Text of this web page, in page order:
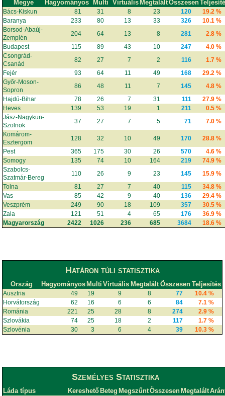
Megye Hagyományos Multi Virtuális MegtaláltÖsszesen
Bács-Kiskun 81 31 8 23 120
19.2 %
Baranya
233 80 13 33 326
10.1 %
Borsod-Abaúj-
Zemplén
204 64 13 8 281
2.8 %
Budapest
115 89 43 10 247
4.0 %
Csongrád-
Csanád
82 27 7 2 116
1.7 %
Fejér
93 64 11 49 168
29.2 %
Győr-Moson-
Sopron
86 48 11 7 145
4.8 %
Hajdú-Bihar
78 26 7 31 111
27.9 %
Heves
139 53 19 1 211
0.5 %
Jász-Nagykun-
Szolnok
37 27 7 5 71
7.0 %
Komárom-
Esztergom
128 32 10 49 170
28.8 %
Pest
365 175 30 26 570
4.6 %
Somogy
135 74 10 164 219
74.9 %
Szabolcs-
Szatmár-Bereg
110 26 9 23 145
15.9 %
Tolna
81 27 7 40 115
34.8 %
Vas
85 42 9 40 136
29.4 %
Veszprém
249 90 18 109 357
30.5 %
Zala
121 51 4 65 176
36.9 %
Magyarország
2422 1026 236 685 3684 18.6 %
Határon túli statisztika
Ország Hagyományos Multi Virtuális Megtalált Összesen Teljesítés
Ausztria 49 19 9 8 77
10.4 %
Horvátország
62 16 6 6 84
7.1 %
Románia
221 25 28 8 274
2.9 %
Szlovákia
74 25 18 2 117
1.7 %
Szlovénia
30 3 6 4 39 10.3 %
Személyes Statisztika
Láda típus Kereshető Beteg MegszűntÖsszesen Megtalált